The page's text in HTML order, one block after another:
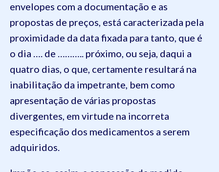
envelopes com a documentação e as
propostas de preços, está caracterizada pela
proximidade da data fixada para tanto, que é
o dia …. de ……….. próximo, ou seja, daqui a
quatro dias, o que, certamente resultará na
inabilitação da impetrante, bem como
apresentação de várias propostas
divergentes, em virtude na incorreta
especificação dos medicamentos a serem
adquiridos.